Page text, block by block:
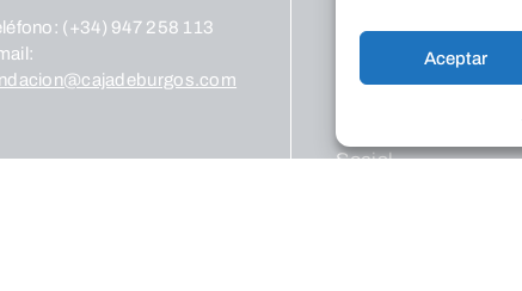
Aceptar
(+34) 947 258 113
Centros
Social